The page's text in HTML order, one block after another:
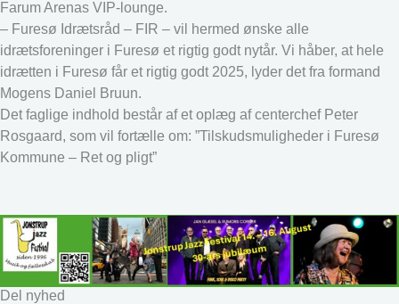
Farum Arenas VIP-lounge.
– Furesø Idrætsråd – FIR – vil hermed ønske alle
idrætsforeninger i Furesø et rigtig godt nytår. Vi håber, at hele
idrætten i Furesø får et rigtig godt 2025, lyder det fra formand
Mogens Daniel Bruun.
Det faglige indhold består af et oplæg af centerchef Peter
Rosgaard, som vil fortælle om: ”Tilskudsmuligheder i Furesø
Kommune – Ret og pligt”
Del nyhed